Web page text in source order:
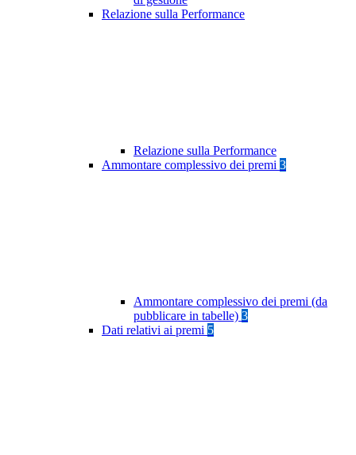
Relazione sulla Performance
Relazione sulla Performance
Ammontare complessivo dei premi 3
Ammontare complessivo dei premi (da
pubblicare in tabelle) 3
Dati relativi ai premi 5